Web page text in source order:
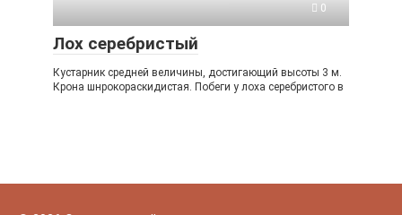
0
Лох серебристый
Кустарник средней величины, достигающий высоты 3 м.
Крона шнрокораскидистая. Побеги у лоха серебристого в